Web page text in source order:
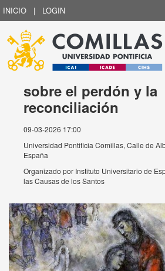
INICIO | LOGIN
sobre el perdón y la
reconciliación
09-03-2026 17:00
Universidad Pontificia Comillas, Calle de
España
Organizado por Instituto Universitario de
las Causas de los Santos